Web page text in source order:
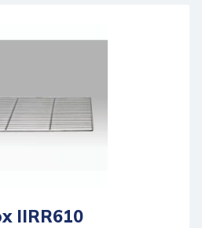
IIRR610